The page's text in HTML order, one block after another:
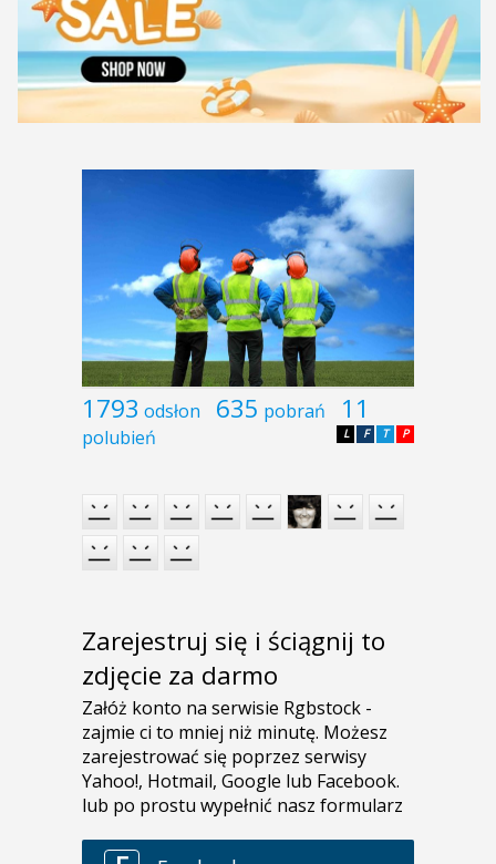
1793 odsłon 635 pobrań 11
polubień P
T
F
L
Zarejestruj się i ściągnij to
zdjęcie za darmo